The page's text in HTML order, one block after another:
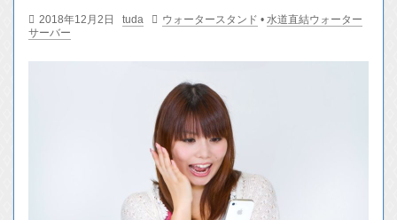
2018年12月2日 tuda ウォータースタンド • 水道直結ウォーター
サーバー